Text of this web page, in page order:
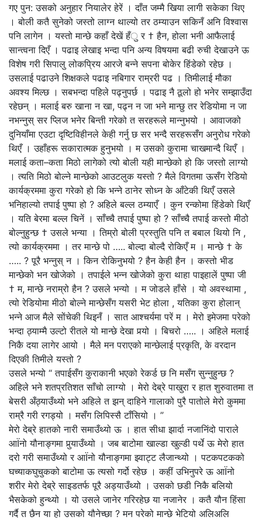
गए पुन: उसको अनुहार नियालेर हेरें । दाँत जम्मै खिया लागी सकेका थिए
। बोली कतै सुनेको जस्तो लाग्न थाल्यो तर ठम्याउन सकिनँ अनि विश्वास
पनि लागेन । यस्तो मान्छे कहाँ देखें हँु र † हैन, होला भनी आफैलाई
सान्त्वना दिएँ । पढाइ लेखाइ भन्दा पनि अन्य विषयमा बढी रुची देखाउने ऊ
विशेष गरी सिपालु लोकप्रिय आरजे बन्ने सपना बोकेर हिंडेको रहेछ ।
उसलाई पढाउने शिक्षकले पढाइ नबिगार राम्ररी पढ । तिमीलाई मौका
अवश्य मिल्छ । सबभन्दा पहिले पढ्नुपर्छ । पढाइ नै ठूलो हो भनेर सम्झाउँदा
रहेछन् । मलाई बरु खाना न खा, पढ्न न जा भने मान्छु तर रेडियोमा न जा
नभन्नुस् सर प्लिज भनेर बिन्ती गरेको त सरहरूले मान्नुभयो । आवाजको
दुनियाँमा एउटा दृष्टिविहीनले केही गर्नु छ सर भन्दै सरहरूसँग अनुरोध गरेको
थिएँ । उहाँहरू सकारात्मक हुनुभयो । म उसको कुरामा चाखमान्दै थिएँ ।
मलाई कता–कता मिठो लागेको त्यो बोली यही मान्छेको हो कि जस्तो लाग्यो
। त्यति मिठो बोल्ने मान्छेको आउटलुक यस्तो ? मैले विगतमा ऊसँग रेडियो
कार्यक्रममा कुरा गरेको हो कि भन्ने ठानेर सोध्न के आँटेकी थिएँ उसले
भनिहाल्यो तपाई पुष्पा हो ? अहिले बल्ल ठम्याएँ । कुन रन्कोमा हिंडेको थिएँ
। यति बेरमा बल्ल चिनें । साँच्चै तपाई पुष्पा हो ? साँच्चै तपाई कस्तो मीठो
बोल्नुहुन्छ † उसले भन्या । तिम्रो बोली प्रस्तुति पनि त बबाल थियो नि ,
त्यो कार्यक्रममा । तर मान्छे पो ….. बोल्दा बोल्दै रोकिएँ म । मान्छे † के
….. ? पूरै भन्नुस् न । किन रोकिनुभयो ? हैन केही हैन । कस्तो भीड
मान्छेको भन खोजेको । तपाईले भन्न खोजेको कुरा थाहा पाइहालें पुष्पा जी
† म, मान्छे नराम्रो हैन ? उसले भन्यो । म जोडले हाँसे । यो अवस्थामा ,
त्यो रेडियोमा मीठो बोल्ने मान्छेसँग यसरी भेट होला , यतिका कुरा होलान्
भन्ने आज मैले सोंचेकी थिइनँ । सात आश्चर्यमा परें म । मेरो इमेजमा परेको
भन्दा ठ्याम्मै उल्टो रीतले यो मान्छे देखा पर्‍यो । बिचरो ….. । अहिले मलाई
निकै दया लागेर आयो । मैले मन पराएको मान्छेलाई प्रकृति, के वरदान
दिएकी तिमीले यस्तो ?
उसले भन्यो “ तपाईसँग कुराकानी भएको रेकर्ड छ नि मसँग सुन्नुहुन्छ ?
अहिले भने शतप्रतिशत साँचो लाग्यो । मेरो देब्रे पाखुरा र हात शुरुवातमा त
बेसरी अँठ्याउँथ्यो भने अहिले त झन् दाहिने गालाको पुरै पातोले मेरो कुममा
राम्रै गरी रगड्यो । मसँग लिपिस्सै टाँसियो । ”
मेरो देब्रे हातको नारी समाउँथ्यो ऊ । हात सीधा झार्दा नजानिंदो पाराले
आÏनो यौनाङ्गमा पुर्‍याउँथ्यो । जब बाटोमा खाल्डा खुल्डी पर्थे ऊ मेरो हात
दरो गरी समाउँथ्यो र आÏनो यौनाङ्गमा झ्वाट्ट लैजान्थ्यो । पटकपटकको
घच्याकघुचुकको बाटोमा ऊ त्यसो गर्दो रहेछ । कहीं उभिनुपरे ऊ आÏनो
शरीर मेरो देब्रे साइडतर्फ पूरै अड्याउँथ्यो । उसको छडी निकै बलियो
भैसकेको हुन्थ्यो । यो उसले जानेर गरिरहेछ या नजानेर । कतै यौन हिंसा
गर्दै त छैन या हो उसको यौनेच्छा ? मन परेको मान्छे भेटियो अलिअलि